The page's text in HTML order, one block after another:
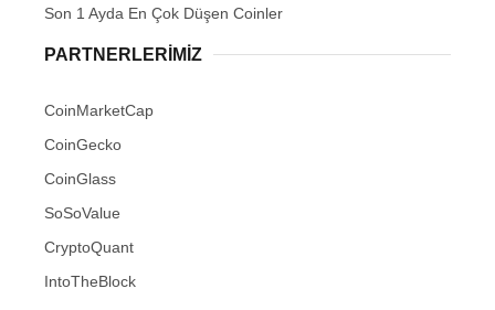
Son 1 Ayda En Çok Düşen Coinler
PARTNERLERIMIZ
CoinMarketCap
CoinGecko
CoinGlass
SoSoValue
CryptoQuant
IntoTheBlock